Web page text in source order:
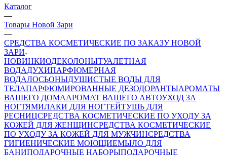
Каталог
—
Товары Новой Зари
—
СРЕДСТВА КОСМЕТИЧЕСКИЕ ПО ЗАКАЗУ НОВОЙ
ЗАРИ
НОВИНКИОДЕКОЛОНЫТУАЛЕТНАЯ
ВОДАДУХИПАРФЮМЕРНАЯ
ВОДАЛОСЬОНЫДУШИСТЫЕ ВОДЫ ДЛЯ
ТЕЛАПАРФЮМИРОВАННЫЕ ДЕЗОДОРАНТЫАРОМАТЫ
ВАШЕГО ДОМААРОМАТ ВАШЕГО АВТОУХОД ЗА
НОГТЯМИЛАКИ ДЛЯ НОГТЕЙТУШЬ ДЛЯ
РЕСНИЦСРЕДСТВА КОСМЕТИЧЕСКИЕ ПО УХОДУ ЗА
КОЖЕЙ ДЛЯ ЖЕНЩИНСРЕДСТВА КОСМЕТИЧЕСКИЕ
ПО УХОДУ ЗА КОЖЕЙ ДЛЯ МУЖЧИНСРЕДСТВА
ГИГИЕНИЧЕСКИЕ МОЮЩИЕМЫЛО ДЛЯ
БАНИПОДАРОЧНЫЕ НАБОРЫПОДАРОЧНЫЕ